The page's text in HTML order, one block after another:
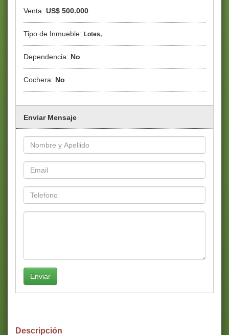
Venta: US$ 500.000
Tipo de Inmueble: Lotes,
Dependencia: No
Cochera: No
Enviar Mensaje
Enviar
Descripción